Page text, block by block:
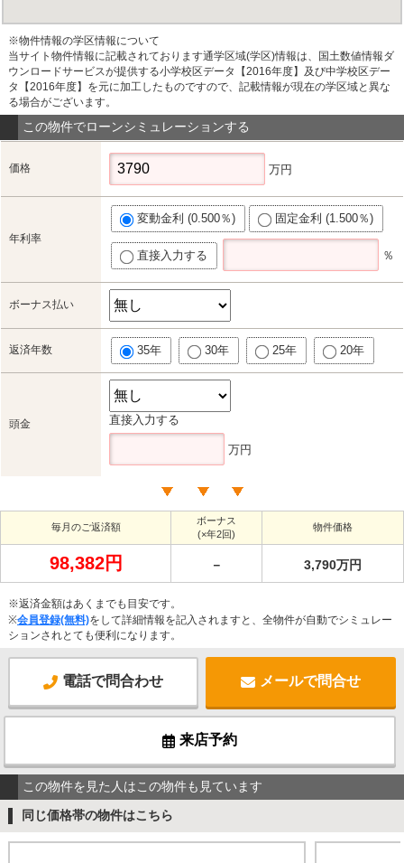
※物件情報の学区情報について
当サイト物件情報に記載されております通学区域(学区)情報は、国土数値情報ダ
ウンロードサービスが提供する小学校区データ【2016年度】及び中学校区デー
タ【2016年度】を元に加工したものですので、記載情報が現在の学区域と異な
る場合がございます。
この物件でローンシミュレーションする
価格 万円
年利率
変動金利 (0.500％) 固定金利 (1.500％)
直接入力する ％
ボーナス払い
返済年数 35年 30年 25年 20年
頭金 直接入力する
万円
毎月のご返済額
ボーナス
(×年2回)
物件価格
98,382円 － 3,790万円
※返済金額はあくまでも目安です。
※会員登録(無料)をして詳細情報を記入されますと、全物件が自動でシミュレー
ションされとても便利になります。
電話で問合わせ メールで問合せ
来店予約
この物件を見た人はこの物件も見ています
同じ価格帯の物件はこちら